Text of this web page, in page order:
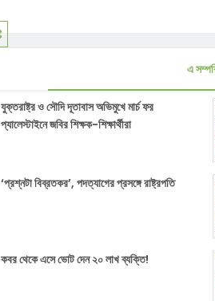
এ
যুক্তরাষ্ট্র ও সৌদি দূতাবাস অভিমুখে মার্চ ফর
প্যালেস্টাইনে জবির শিক্ষক-শিক্ষার্থীরা
‘প্রশ্নটা বিব্রতকর’, পদত্যাগের প্রসঙ্গে রাষ্ট্রপতি
কবর থেকে এসে ভোট দেন ২০ লাখ ব্যক্তি!